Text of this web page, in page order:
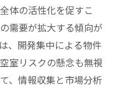
体の活性化を促すこ
需要が拡大する傾向が
、開発集中による物件
室リスクの懸念も無視
、情報収集と市場分析